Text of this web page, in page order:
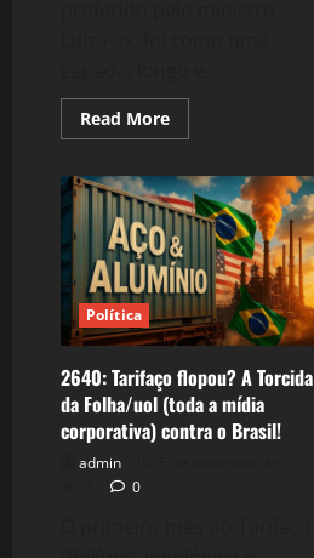
Read MoreRead
more
Fux,
a
banalização
do
MAL!
Política
2640: Tarifaço flopou? A Torcida
da Folha/uol (toda a mídia
corporativa) contra o Brasil!
admin
0